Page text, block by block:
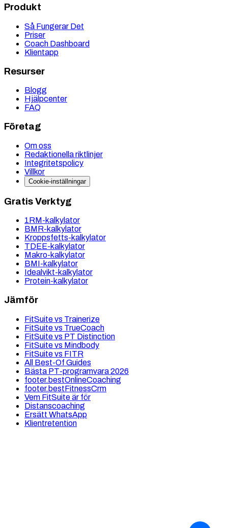
Produkt
Så Fungerar Det
Priser
Coach Dashboard
Klientapp
Resurser
Blogg
Hjälpcenter
FAQ
Företag
Om oss
Redaktionella riktlinjer
Integritetspolicy
Villkor
Cookie-inställningar
Gratis Verktyg
1RM-kalkylator
BMR-kalkylator
Kroppsfetts-kalkylator
TDEE-kalkylator
Makro-kalkylator
BMI-kalkylator
Idealvikt-kalkylator
Protein-kalkylator
Jämför
FitSuite vs Trainerize
FitSuite vs TrueCoach
FitSuite vs PT Distinction
FitSuite vs Mindbody
FitSuite vs FITR
All Best-Of Guides
Bästa PT-programvara 2026
footer.bestOnlineCoaching
footer.bestFitnessCrm
Vem FitSuite är för
Distanscoaching
Ersätt WhatsApp
Klientretention